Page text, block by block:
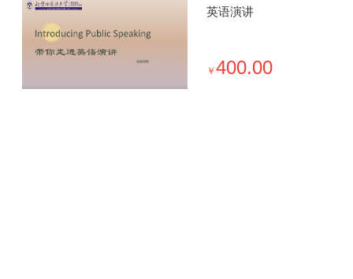
英语演讲
￥ 400.00